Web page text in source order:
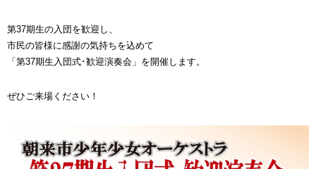
第37期生の入団を歓迎し、
市民の皆様に感謝の気持ちを込めて
「第37期生入団式･歓迎演奏会」を開催します。
ぜひご来場ください！